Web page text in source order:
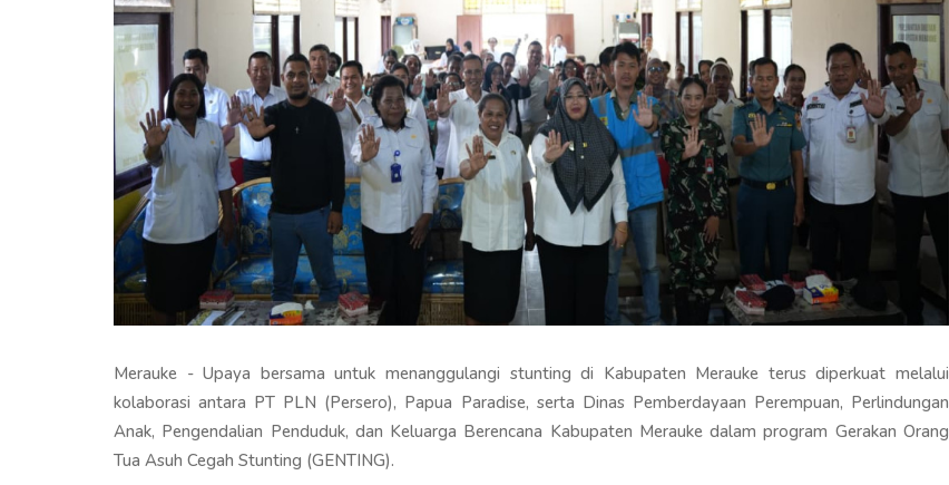
Merauke - Upaya bersama untuk menanggulangi stunting di Kabupaten Merauke terus diperkuat melalui
kolaborasi antara PT PLN (Persero), Papua Paradise, serta Dinas Pemberdayaan Perempuan, Perlindungan
Anak, Pengendalian Penduduk, dan Keluarga Berencana Kabupaten Merauke dalam program Gerakan Orang
Tua Asuh Cegah Stunting (GENTING).